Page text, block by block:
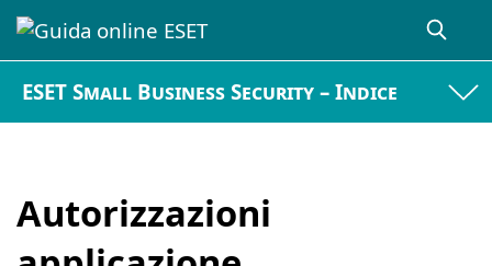
ESET Small Business Security – Indice
Autorizzazioni